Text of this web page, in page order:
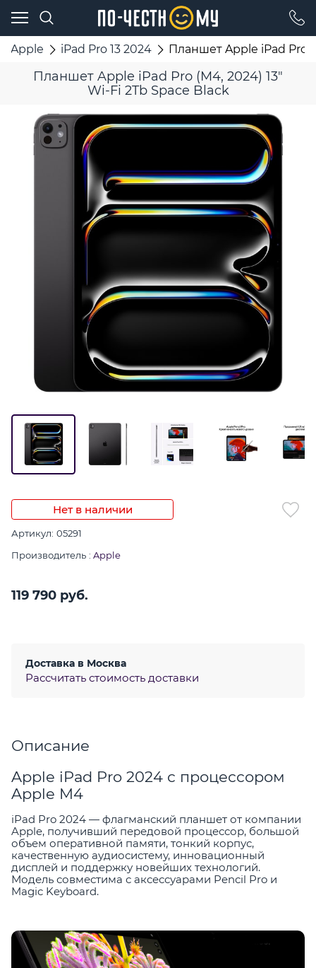
Apple iPad Pro 13 2024 Планшет Apple iPad Pro
Планшет Apple iPad Pro (M4, 2024) 13"
Wi-Fi 2Tb Space Black
Нет в наличии
Артикул: 05291
Производитель : Apple
119 790 руб.
Доставка в Москва
Рассчитать стоимость доставки
Описание
Apple iPad Pro 2024 с процессором
Apple M4
iPad Pro 2024 — флагманский планшет от компании
Apple, получивший передовой процессор, большой
объем оперативной памяти, тонкий корпус,
качественную аудиосистему, инновационный
дисплей и поддержку новейших технологий.
Модель совместима с аксессуарами Pencil Pro и
Magic Keyboard.